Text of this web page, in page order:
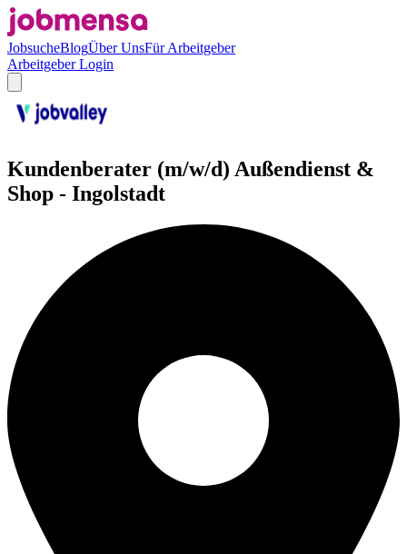
JobsucheBlogÜber UnsFür Arbeitgeber
Arbeitgeber Login
Kundenberater (m/w/d) Außendienst &
Shop - Ingolstadt